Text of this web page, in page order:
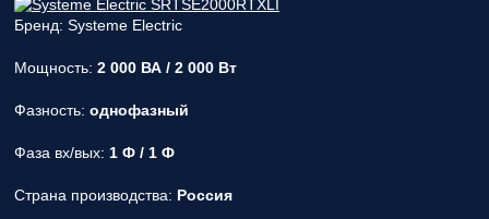
Бренд: Systeme Electric
Мощность: 2 000 ВА / 2 000 Вт
Фазность: однофазный
Фаза вх/вых: 1 Ф / 1 Ф
Страна производства: Россия